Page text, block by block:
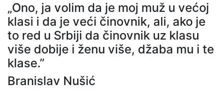
„Ono, ja volim da je moj muž u većoj
klasi i da je veći činovnik, ali, ako je
to red u Srbiji da činovnik uz klasu
više dobije i ženu više, džaba mu i te
klase.”
Branislav Nušić